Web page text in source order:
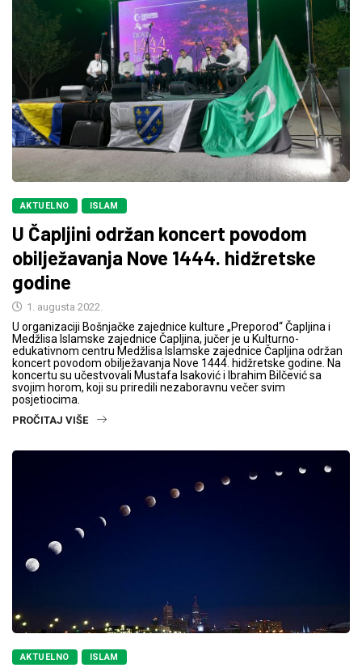
AKTUELNO ISLAM
U Čapljini održan koncert povodom
obilježavanja Nove 1444. hidžretske
godine
1. augusta 2022.
U organizaciji Bošnjačke zajednice kulture „Preporod“ Čapljina i
Medžlisa Islamske zajednice Čapljina, jučer je u Kulturno-
edukativnom centru Medžlisa Islamske zajednice Čapljina održan
koncert povodom obilježavanja Nove 1444. hidžretske godine. Na
koncertu su učestvovali Mustafa Isaković i Ibrahim Bilčević sa
svojim horom, koji su priredili nezaboravnu večer svim
posjetiocima.
PROČITAJ VIŠE
AKTUELNO ISLAM